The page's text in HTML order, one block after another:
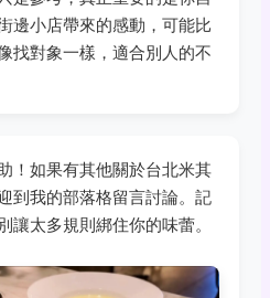
邊小店帶來的感動，可能比
找對象一樣，適合別人的不
！如果有其他關於台北米其
到我的部落格留言討論。記
讓太多規則綁住你的味蕾。